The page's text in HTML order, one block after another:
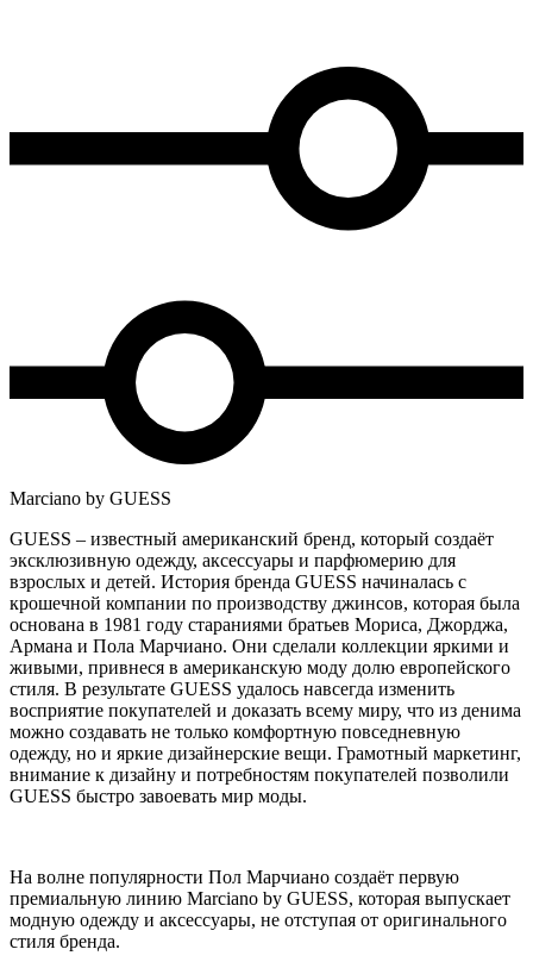
Marciano by GUESS
GUESS – известный американский бренд, который создаёт
эксклюзивную одежду, аксессуары и парфюмерию для
взрослых и детей. История бренда GUESS начиналась с
крошечной компании по производству джинсов, которая была
основана в 1981 году стараниями братьев Мориса, Джорджа,
Армана и Пола Марчиано. Они сделали коллекции яркими и
живыми, привнеся в американскую моду долю европейского
стиля. В результате GUESS удалось навсегда изменить
восприятие покупателей и доказать всему миру, что из денима
можно создавать не только комфортную повседневную
одежду, но и яркие дизайнерские вещи. Грамотный маркетинг,
внимание к дизайну и потребностям покупателей позволили
GUESS быстро завоевать мир моды.
На волне популярности Пол Марчиано создаёт первую
премиальную линию Marciano by GUESS, которая выпускает
модную одежду и аксессуары, не отступая от оригинального
стиля бренда.